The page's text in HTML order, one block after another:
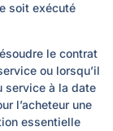
soit exécuté
le contrat
ou lorsqu’il
service à la date
l’acheteur une
essentielle